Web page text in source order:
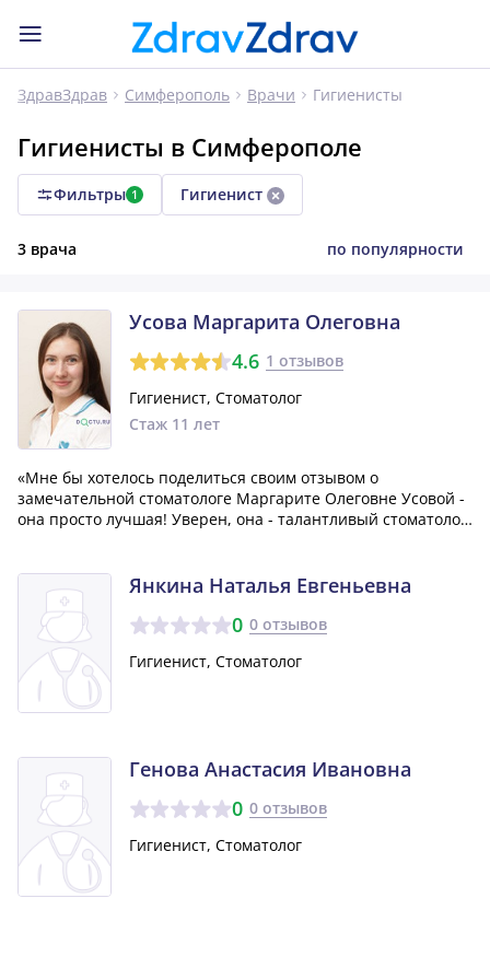
ЗдравЗдрав Симферополь Врачи Гигиенисты
Гигиенисты в Симферополе
Фильтры 1 Гигиенист
3 врача по популярности
Усова Маргарита Олеговна
4.6 1 отзывов
Гигиенист, Стоматолог
Стаж 11 лет
«Мне бы хотелось поделиться своим отзывом о
замечательной стоматологе Маргарите Олеговне Усовой -
она просто лучшая! Уверен, она - талантливый стоматолог,
своим родным. Все зубы, котор...»
Янкина Наталья Евгеньевна
0 0 отзывов
Гигиенист, Стоматолог
Генова Анастасия Ивановна
0 0 отзывов
Гигиенист, Стоматолог